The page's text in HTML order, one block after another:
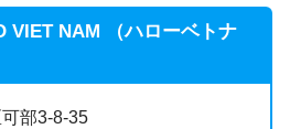
VIET NAM （ハローベトナ
部3-8-35